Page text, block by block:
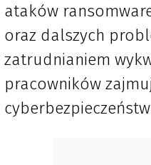
ataków
oraz dalszych
zatrudnianiem
pracowników